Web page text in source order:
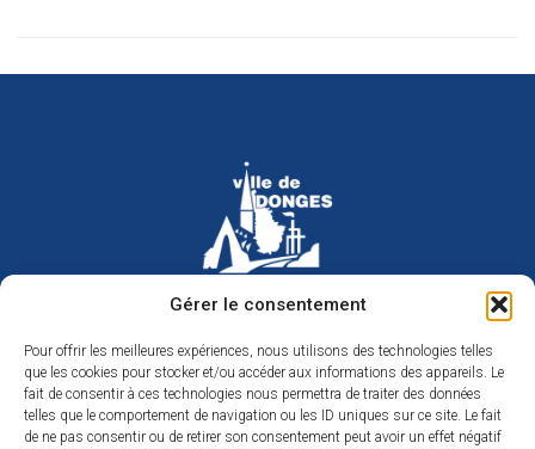
Gérer le consentement
Pour offrir les meilleures expériences, nous utilisons des technologies telles
que les cookies pour stocker et/ou accéder aux informations des appareils. Le
fait de consentir à ces technologies nous permettra de traiter des données
telles que le comportement de navigation ou les ID uniques sur ce site. Le fait
de ne pas consentir ou de retirer son consentement peut avoir un effet négatif
Hôtel de ville de Donges
Place Armand Morvan
44480 Donges
02 40 45 79 79
Nous contacter
Horaires d’ouverture
Du lundi au jeudi de 9h à 12h et de 14h à 17h